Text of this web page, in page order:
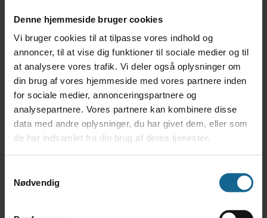
Denne hjemmeside bruger cookies
Vi bruger cookies til at tilpasse vores indhold og
annoncer, til at vise dig funktioner til sociale medier og til
at analysere vores trafik. Vi deler også oplysninger om
din brug af vores hjemmeside med vores partnere inden
for sociale medier, annonceringspartnere og
analysepartnere. Vores partnere kan kombinere disse
data med andre oplysninger, du har givet dem, eller som
de har indsamlet fra din brug af deres tjenester.
Nødvendig
Notice
Der er ingen begivenheder på den valgte dag.
Notice
Der er ingen begivenheder på den valgte dag.
Notice
Der er ingen begivenheder på den valgte dag.
Notice
Der er ingen begivenheder på den valgte dag.